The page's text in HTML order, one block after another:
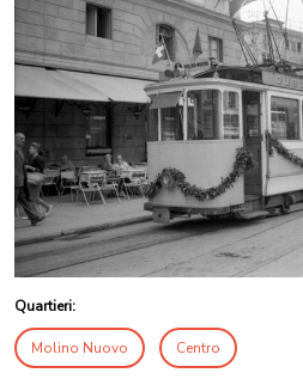
Quartieri:
Molino Nuovo Centro